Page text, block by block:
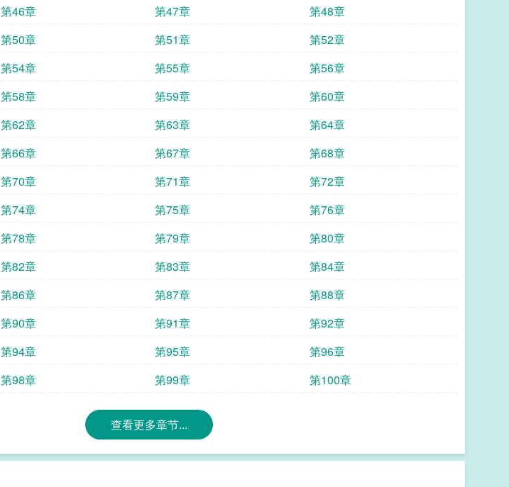
第46章 第47章
第48章
第50章 第51章
第52章
第54章 第55章
第56章
第58章 第59章
第60章
第62章 第63章
第64章
第66章 第67章
第68章
第70章 第71章
第72章
第74章 第75章
第76章
第78章 第79章
第80章
第82章 第83章
第84章
第86章 第87章
第88章
第90章 第91章
第92章
第94章 第95章
第96章
第98章 第99章 第100章
查看更多章节...